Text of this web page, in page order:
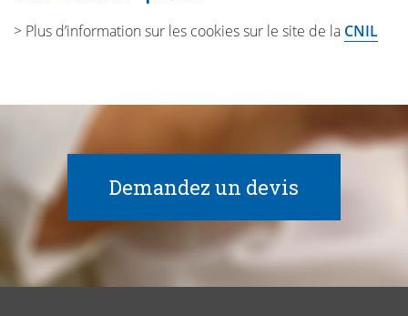
> Plus d’information sur les cookies sur le site de la CNIL
Demandez un devis